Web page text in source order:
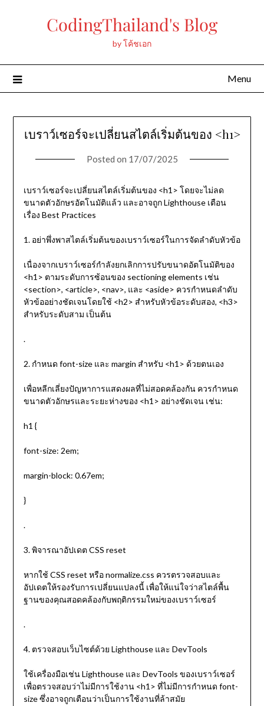
CodingThailand's Blog
by โค้ชเอก
Menu
เบราว์เซอร์จะเปลี่ยนสไตล์เริ่มต้นของ <h1>
Posted on 17/07/2025
เบราว์เซอร์จะเปลี่ยนสไตล์เริ่มต้นของ <h1> โดยจะไม่ลด
ขนาดตัวอักษรอัตโนมัติแล้ว และอาจถูก Lighthouse เตือน
เรื่อง Best Practices
1. อย่าพึ่งพาสไตล์เริ่มต้นของเบราว์เซอร์ในการจัดลำดับหัวข้อ
เนื่องจากเบราว์เซอร์กำลังยกเลิกการปรับขนาดอัตโนมัติของ
<h1> ตามระดับการซ้อนของ sectioning elements เช่น
<section>, <article>, <nav>, และ <aside> ควรกำหนดลำดับ
หัวข้ออย่างชัดเจนโดยใช้ <h2> สำหรับหัวข้อระดับสอง, <h3>
สำหรับระดับสาม เป็นต้น
.
2. กำหนด font-size และ margin สำหรับ <h1> ด้วยตนเอง
เพื่อหลีกเลี่ยงปัญหาการแสดงผลที่ไม่สอดคล้องกัน ควรกำหนด
ขนาดตัวอักษรและระยะห่างของ <h1> อย่างชัดเจน เช่น:
h1 {
font-size: 2em;
margin-block: 0.67em;
}
.
3. พิจารณาอัปเดต CSS reset
หากใช้ CSS reset หรือ normalize.css ควรตรวจสอบและ
อัปเดตให้รองรับการเปลี่ยนแปลงนี้ เพื่อให้แน่ใจว่าสไตล์พื้น
ฐานของคุณสอดคล้องกับพฤติกรรมใหม่ของเบราว์เซอร์
.
4. ตรวจสอบเว็บไซต์ด้วย Lighthouse และ DevTools
ใช้เครื่องมือเช่น Lighthouse และ DevTools ของเบราว์เซอร์
เพื่อตรวจสอบว่าไม่มีการใช้งาน <h1> ที่ไม่มีการกำหนด font-
size ซึ่งอาจถูกเตือนว่าเป็นการใช้งานที่ล้าสมัย